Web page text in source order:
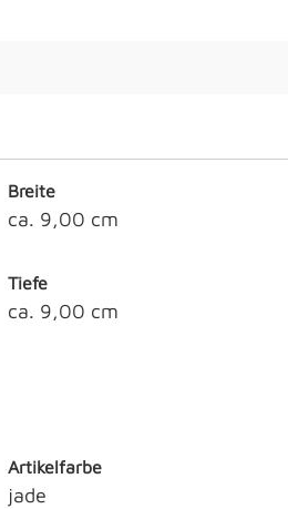
Breite
ca. 9,00 cm
Tiefe
ca. 9,00 cm
Artikelfarbe
jade